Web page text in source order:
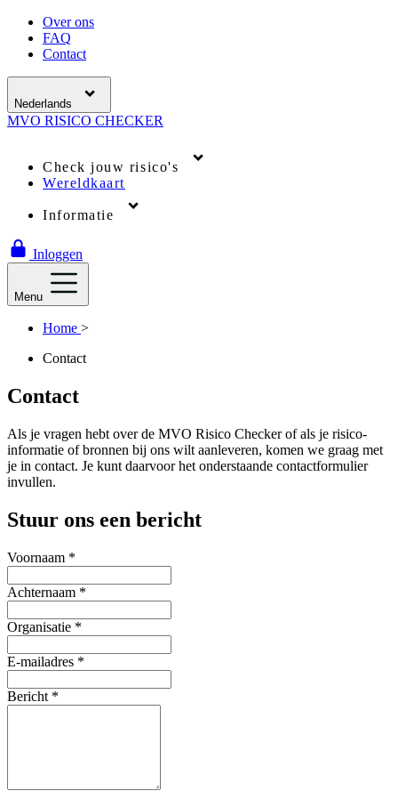
Over ons
FAQ
Contact
Nederlands
MVO RISICO CHECKER
Check jouw risico's
Wereldkaart
Informatie
Inloggen
Menu
Home >
Contact
Contact
Als je vragen hebt over de MVO Risico Checker of als je risico-
informatie of bronnen bij ons wilt aanleveren, komen we graag met
je in contact. Je kunt daarvoor het onderstaande contactformulier
invullen.
Stuur ons een bericht
Voornaam *
Achternaam *
Organisatie *
E-mailadres *
Bericht *